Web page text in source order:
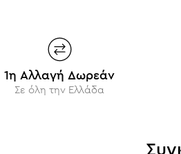
1η Αλλαγή Δωρεάν
Σε όλη την Ελλάδα